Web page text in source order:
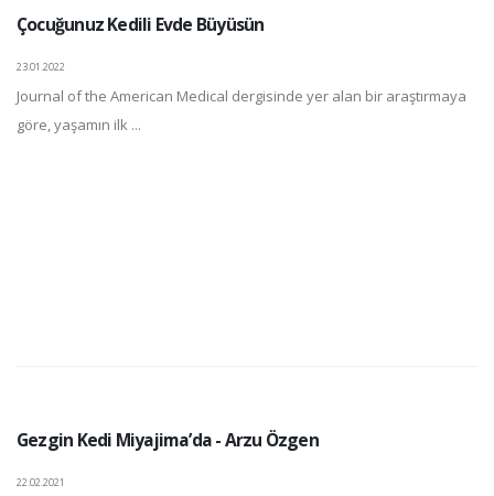
Çocuğunuz Kedili Evde Büyüsün
23.01.2022
Journal of the American Medical dergisinde yer alan bir araştırmaya
göre, yaşamın ilk ...
Gezgin Kedi Miyajima’da - Arzu Özgen
22.02.2021